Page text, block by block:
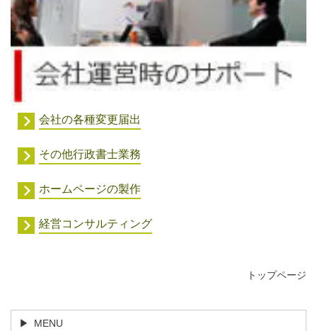
会社の各種変更届出
その他行政書士業務
ホームページの製作
経営コンサルティング
トップページ
MENU